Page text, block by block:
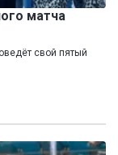
матча
свой пятый